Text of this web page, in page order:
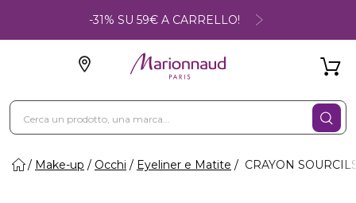
-31% SU 59€ A CARRELLO!
Make-up Occhi Eyeliner e Matite CRAYON